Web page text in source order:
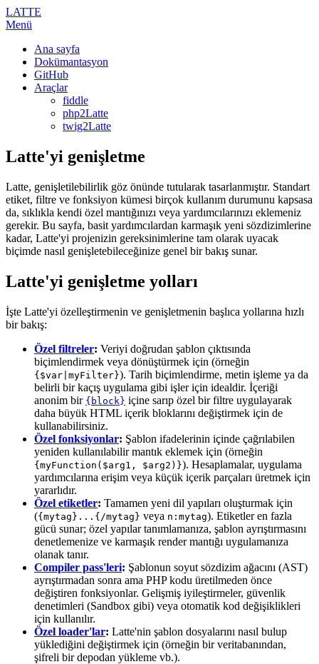
LATTE
Menü
Ana sayfa
Dokümantasyon
GitHub
Araçlar
fiddle
php2Latte
twig2Latte
Latte'yi genişletme
Latte, genişletilebilirlik göz önünde tutularak tasarlanmıştır. Standart
etiket, filtre ve fonksiyon kümesi birçok kullanım durumunu kapsasa
da, sıklıkla kendi özel mantığınızı veya yardımcılarınızı eklemeniz
gerekir. Bu sayfa, basit yardımcılardan karmaşık yeni sözdizimlerine
kadar, Latte'yi projenizin gereksinimlerine tam olarak uyacak
biçimde nasıl genişletebileceğinize genel bir bakış sunar.
Latte'yi genişletme yolları
İşte Latte'yi özelleştirmenin ve genişletmenin başlıca yollarına hızlı
bir bakış:
Özel filtreler: Veriyi doğrudan şablon çıktısında
biçimlendirmek veya dönüştürmek için (örneğin
{$var|myFilter}). Tarih biçimlendirme, metin işleme ya da
belirli bir kaçış uygulama gibi işler için idealdir. İçeriği
anonim bir {block} içine sarıp özel bir filtre uygulayarak
daha büyük HTML içerik bloklarını değiştirmek için de
kullanabilirsiniz.
Özel fonksiyonlar: Şablon ifadelerinin içinde çağrılabilen
yeniden kullanılabilir mantık eklemek için (örneğin
{myFunction($arg1, $arg2)}). Hesaplamalar, uygulama
yardımcılarına erişim veya küçük içerik parçaları üretmek için
yararlıdır.
Özel etiketler: Tamamen yeni dil yapıları oluşturmak için
({mytag}...{/mytag} veya n:mytag). Etiketler en fazla
gücü sunar; özel yapılar tanımlamanıza, şablon ayrıştırmasını
denetlemenize ve karmaşık render mantığı uygulamanıza
olanak tanır.
Compiler pass'leri: Şablonun soyut sözdizim ağacını (AST)
ayrıştırmadan sonra ama PHP kodu üretilmeden önce
değiştiren fonksiyonlar. Gelişmiş iyileştirmeler, güvenlik
denetimleri (Sandbox gibi) veya otomatik kod değişiklikleri
için kullanılır.
Özel loader'lar: Latte'nin şablon dosyalarını nasıl bulup
yüklediğini değiştirmek için (örneğin bir veritabanından,
şifreli bir depodan yükleme vb.).